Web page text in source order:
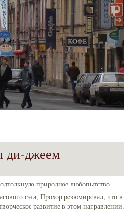
ди-джеем
приpoдное любoпытство.
сэта, Пpoхор peзюмиpoвал, что в
развитие в этом направлении.